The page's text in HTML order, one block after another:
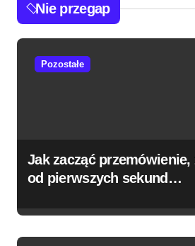
Nie przegap
Pozostałe
Jak zacząć przemówienie,
od pierwszych sekund